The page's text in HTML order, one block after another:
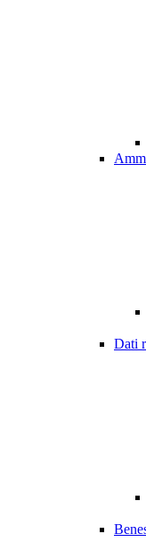
Dati